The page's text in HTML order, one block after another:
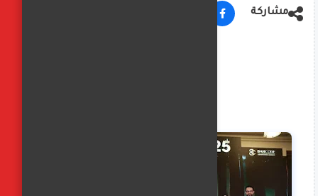
مشاركة